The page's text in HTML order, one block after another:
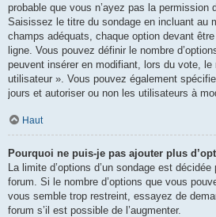
probable que vous n’ayez pas la permission
Saisissez le titre du sondage en incluant au
champs adéquats, chaque option devant
ligne. Vous pouvez définir le nombre
peuvent insérer en modifiant, lors du vote,
utilisateur ». Vous pouvez également
jours et autoriser ou non les utilisateurs à
Haut
Pourquoi ne puis-je pas ajouter plus
La limite d’options d’un sondage est
forum. Si le nombre d’options que vous
vous semble trop restreint, essayez de
forum s’il est possible de l’augmenter.